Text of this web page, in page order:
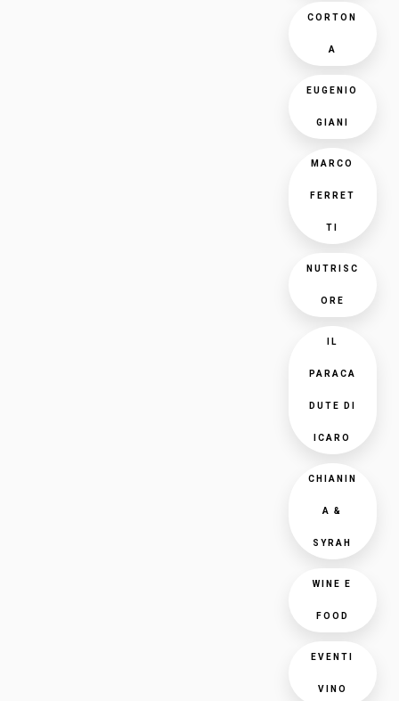
CORTON
A
EUGENIO
GIANI
MARCO
FERRET
TI
NUTRISC
ORE
IL
PARACA
DUTE DI
ICARO
CHIANIN
A &
SYRAH
WINE E
FOOD
EVENTI
VINO